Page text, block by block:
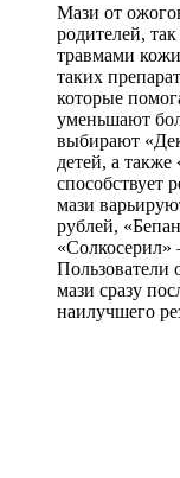
Мази от
родителей,
травмами
таких
которые
уменьшают
выбирают
детей, а
способствует
мази
рублей,
Пользователи
мази сразу
наилучшего